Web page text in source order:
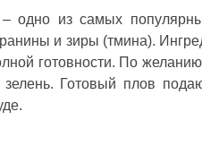
одно из самых
и зиры (тмина).
готовности. По
Готовый плов